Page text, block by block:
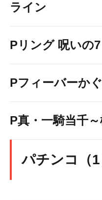
ライン
Pリング 呪いの
Pフィーバーか
P真・一騎当千
パチンコ（1